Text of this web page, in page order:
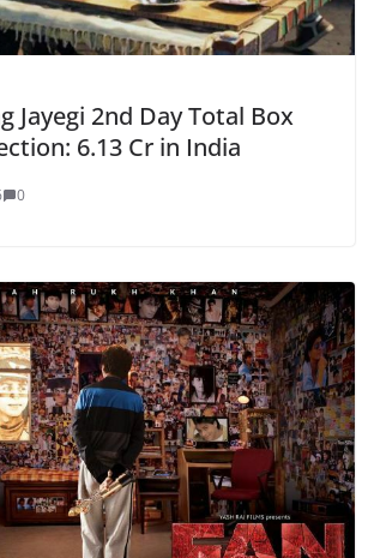
Jayegi 2nd Day Total Box
6.13 Cr in India
0